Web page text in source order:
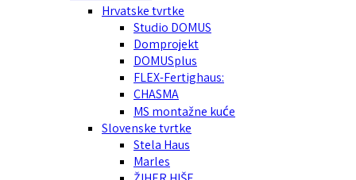
Hrvatske tvrtke
Studio DOMUS
Domprojekt
DOMUSplus
FLEX-Fertighaus:
CHASMA
MS montažne kuće
Slovenske tvrtke
Stela Haus
Marles